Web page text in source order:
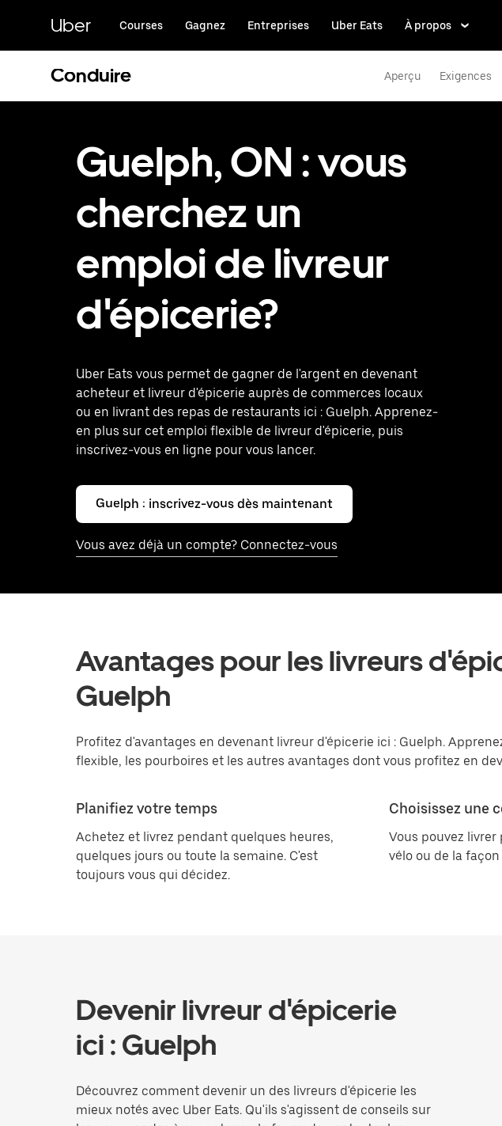
principal
Uber Courses Gagnez Entreprises Uber Eats À propos
Conduire Aperçu Exigences
Guelph, ON : vous
cherchez un
emploi de livreur
d'épicerie?
Uber Eats vous permet de gagner de l'argent en devenant
acheteur et livreur d'épicerie auprès de commerces locaux
ou en livrant des repas de restaurants ici : Guelph. Apprenez-
en plus sur cet emploi flexible de livreur d'épicerie, puis
inscrivez-vous en ligne pour vous lancer.
Guelph : inscrivez-vous dès maintenant
Vous avez déjà un compte? Connectez-vous
Avantages pour les livreurs
Guelph
Profitez d'avantages en devenant livreur d'épicerie ici : Guelph.
flexible, les pourboires et les autres avantages dont vous profitez en
Planifiez votre temps
Achetez et livrez pendant quelques heures,
quelques jours ou toute la semaine. C'est
toujours vous qui décidez.
Choisissez une
Vous pouvez
vélo ou de la
Devenir livreur d'épicerie
ici : Guelph
Découvrez comment devenir un des livreurs d'épicerie les
mieux notés avec Uber Eats. Qu'ils s'agissent de conseils sur